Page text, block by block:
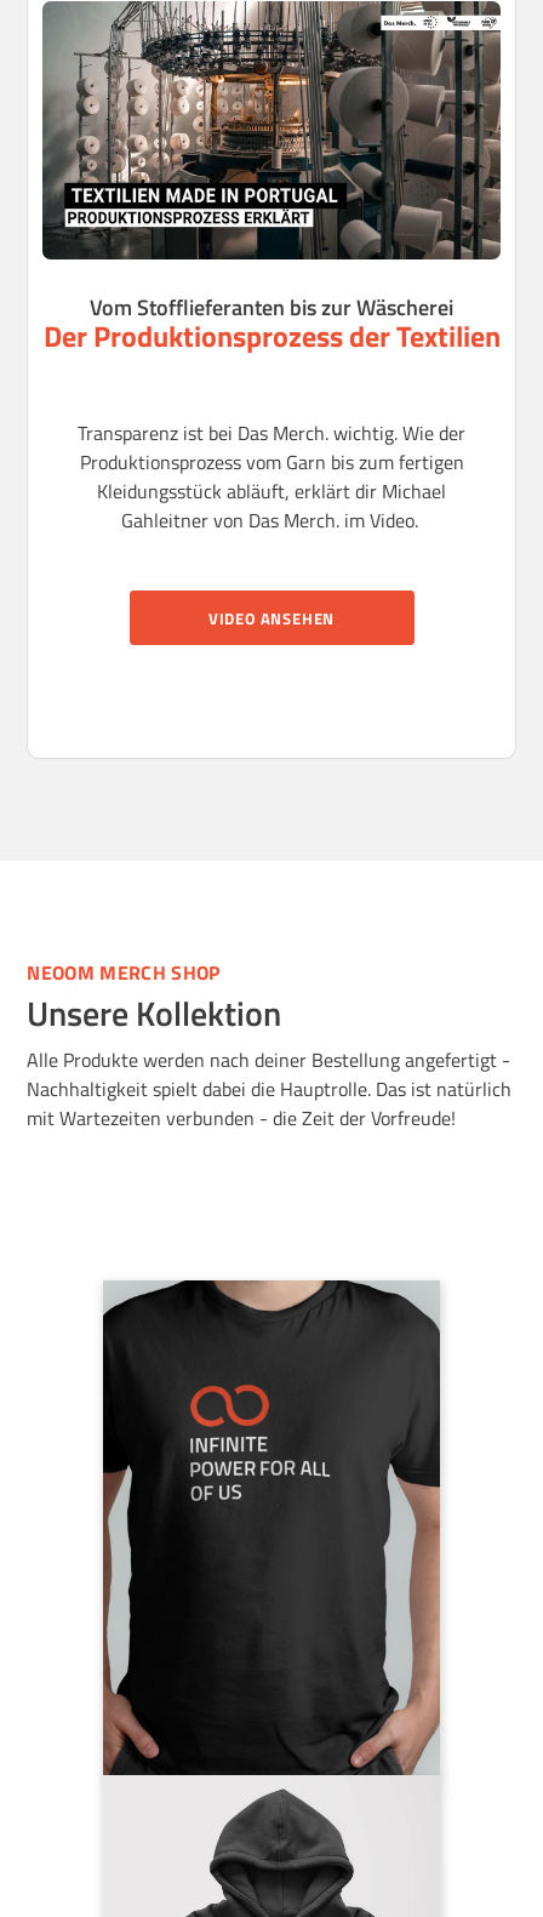
Vom Stofflieferanten bis zur Wäscherei
Der Produktionsprozess der Textilien
Transparenz ist bei Das Merch. wichtig. Wie der
Produktionsprozess vom Garn bis zum fertigen
Kleidungsstück abläuft, erklärt dir Michael
Gahleitner von Das Merch. im Video.
VIDEO ANSEHEN
NEOOM MERCH SHOP
Unsere Kollektion
Alle Produkte werden nach deiner Bestellung angefertigt -
Nachhaltigkeit spielt dabei die Hauptrolle. Das ist natürlich
mit Wartezeiten verbunden - die Zeit der Vorfreude!
Infinite Power for
all of us
Das Motto, das uns bei neoom
täglich begleitet, denn es gibt
ausreichend Energie für alle!
100% Bio-Baumwolle, Label am
Ärmel, #followneoom Schriftzug am
Rücken
T-Shirt vorbestellen
Infinite Power for